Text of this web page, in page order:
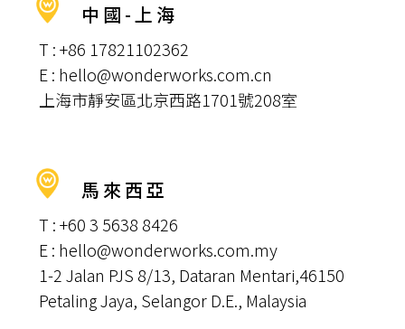
中國-上海
T : +86 17821102362
E : hello@wonderworks.com.cn
上海市靜安區北京西路1701號208室
馬來西亞
T : +60 3 5638 8426
E : hello@wonderworks.com.my
1-2 Jalan PJS 8/13, Dataran Mentari,46150
Petaling Jaya, Selangor D.E., Malaysia